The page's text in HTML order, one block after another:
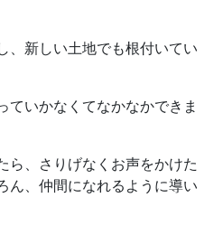
、新しい土地でも根付いてい
ていかなくてなかなかできま
ら、さりげなくお声をかけた
ん、仲間になれるように導い